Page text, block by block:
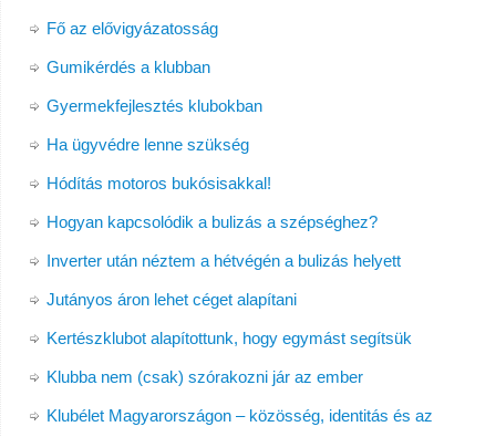
Fő az elővigyázatosság
Gumikérdés a klubban
Gyermekfejlesztés klubokban
Ha ügyvédre lenne szükség
Hódítás motoros bukósisakkal!
Hogyan kapcsolódik a bulizás a szépséghez?
Inverter után néztem a hétvégén a bulizás helyett
Jutányos áron lehet céget alapítani
Kertészklubot alapítottunk, hogy egymást segítsük
Klubba nem (csak) szórakozni jár az ember
Klubélet Magyarországon – közösség, identitás és az